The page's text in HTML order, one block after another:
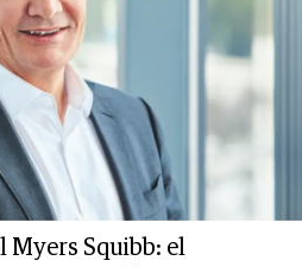
Myers Squibb: el